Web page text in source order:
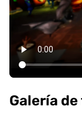
Galería